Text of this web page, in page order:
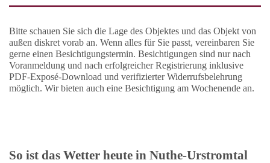
Bitte schauen Sie sich die Lage des Objektes und das Objekt von
außen diskret vorab an. Wenn alles für Sie passt, vereinbaren Sie
gerne einen Besichtigungstermin. Besichtigungen sind nur nach
Voranmeldung und nach erfolgreicher Registrierung inklusive
PDF-Exposé-Download und verifizierter Widerrufsbelehrung
möglich. Wir bieten auch eine Besichtigung am Wochenende an.
So ist das Wetter heute in Nuthe-Urstromtal